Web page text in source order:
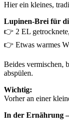
Hier ein kleines,
Lupinen-Brei für
👉 2 EL
👉 Etwas warmes
Beides vermischen,
abspülen.
Wichtig:
Vorher an einer
In der Ernährung